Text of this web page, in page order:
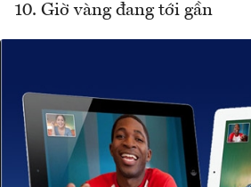
10. Giờ vàng đang tới gần